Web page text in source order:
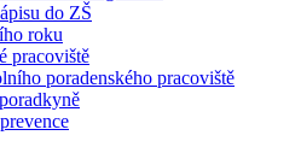
do ZŠ
roku
pracoviště
poradenského pracoviště